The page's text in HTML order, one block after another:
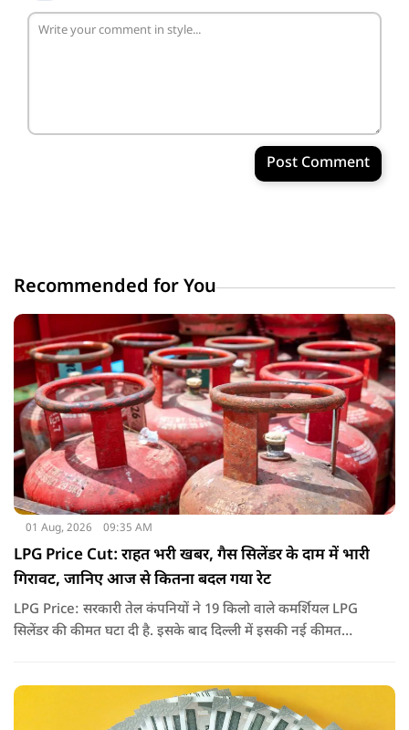
Post Comment
Recommended for You
01 Aug, 2026 09:35 AM
LPG Price Cut: राहत भरी खबर, गैस सिलेंडर के दाम में भारी
गिरावट, जानिए आज से कितना बदल गया रेट
LPG Price: सरकारी तेल कंपनियों ने 19 किलो वाले कमर्शियल LPG
सिलेंडर की कीमत घटा दी है. इसके बाद दिल्ली में इसकी नई कीमत